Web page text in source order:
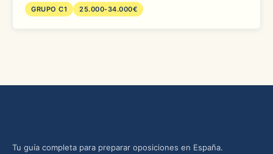
GRUPO C1 25.000-34.000€
Tu guía completa para preparar oposiciones en España.